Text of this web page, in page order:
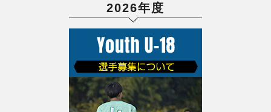
2026年度